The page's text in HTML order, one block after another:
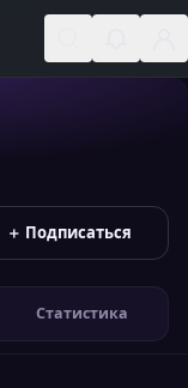
＋ Подписаться
Статистика